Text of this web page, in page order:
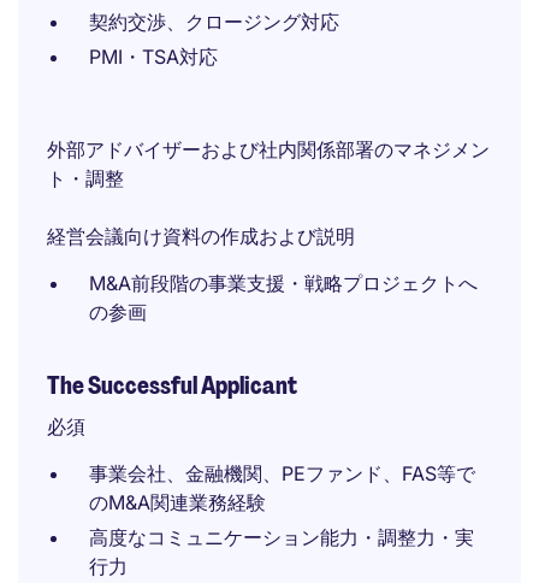
契約交渉、クロージング対応
PMI・TSA対応
外部アドバイザーおよび社内関係部署のマネジメン
ト・調整
経営会議向け資料の作成および説明
M&A前段階の事業支援・戦略プロジェクトへ
の参画
The Successful Applicant
必須
事業会社、金融機関、PEファンド、FAS等で
のM&A関連業務経験
高度なコミュニケーション能力・調整力・実
行力